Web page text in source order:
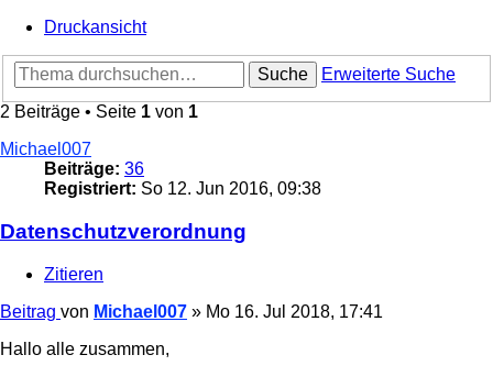
Druckansicht
Suche
Erweiterte Suche
2 Beiträge • Seite 1 von 1
Michael007
Beiträge: 36
Registriert: So 12. Jun 2016, 09:38
Datenschutzverordnung
Zitieren
Beitrag von Michael007 » Mo 16. Jul 2018, 17:41
Hallo alle zusammen,